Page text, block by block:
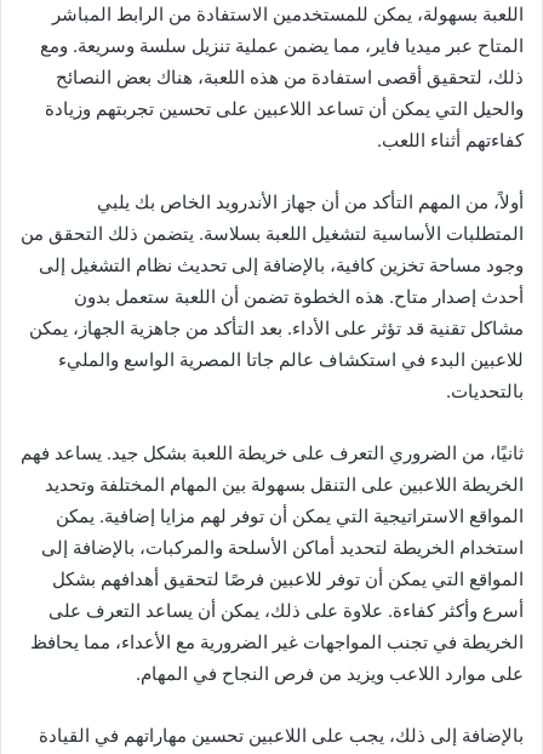
اللعبة بسهولة، يمكن للمستخدمين الاستفادة من الرابط المباشر
المتاح عبر ميديا فاير، مما يضمن عملية تنزيل سلسة وسريعة. ومع
ذلك، لتحقيق أقصى استفادة من هذه اللعبة، هناك بعض النصائح
والحيل التي يمكن أن تساعد اللاعبين على تحسين تجربتهم وزيادة
كفاءتهم أثناء اللعب.
أولاً، من المهم التأكد من أن جهاز الأندرويد الخاص بك يلبي
المتطلبات الأساسية لتشغيل اللعبة بسلاسة. يتضمن ذلك التحقق من
وجود مساحة تخزين كافية، بالإضافة إلى تحديث نظام التشغيل إلى
أحدث إصدار متاح. هذه الخطوة تضمن أن اللعبة ستعمل بدون
مشاكل تقنية قد تؤثر على الأداء. بعد التأكد من جاهزية الجهاز، يمكن
للاعبين البدء في استكشاف عالم جاتا المصرية الواسع والمليء
بالتحديات.
ثانيًا، من الضروري التعرف على خريطة اللعبة بشكل جيد. يساعد فهم
الخريطة اللاعبين على التنقل بسهولة بين المهام المختلفة وتحديد
المواقع الاستراتيجية التي يمكن أن توفر لهم مزايا إضافية. يمكن
استخدام الخريطة لتحديد أماكن الأسلحة والمركبات، بالإضافة إلى
المواقع التي يمكن أن توفر للاعبين فرصًا لتحقيق أهدافهم بشكل
أسرع وأكثر كفاءة. علاوة على ذلك، يمكن أن يساعد التعرف على
الخريطة في تجنب المواجهات غير الضرورية مع الأعداء، مما يحافظ
على موارد اللاعب ويزيد من فرص النجاح في المهام.
بالإضافة إلى ذلك، يجب على اللاعبين تحسين مهاراتهم في القيادة